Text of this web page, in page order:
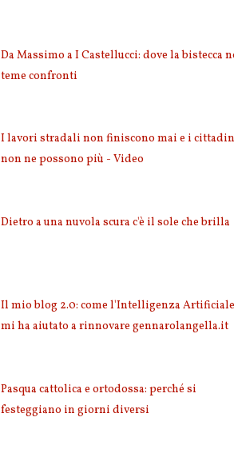
Da Massimo a I Castellucci: dove la bistecca
teme confronti
I lavori stradali non finiscono mai e i
non ne possono più - Video
Dietro a una nuvola scura c'è il sole che brilla
Il mio blog 2.0: come l'Intelligenza Artificiale
mi ha aiutato a rinnovare gennarolangella.it
Pasqua cattolica e ortodossa: perché si
festeggiano in giorni diversi